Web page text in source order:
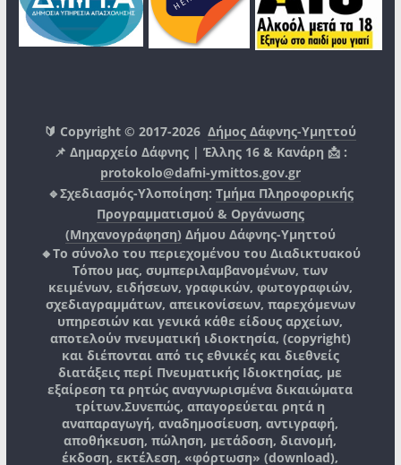
🔰 Copyright © 2017-2026Δήμος Δάφνης-Υμηττού
📌 Δημαρχείο Δάφνης | Έλλης 16 & Κανάρη 📩 :
protokolo@dafni-ymittos.gov.gr
🔹Σχεδιασμός-Υλοποίηση: Τμήμα Πληροφορικής
Προγραμματισμού & Οργάνωσης
(Μηχανογράφηση) Δήμου Δάφνης-Υμηττού
🔸Το σύνολο του περιεχομένου του Διαδικτυακού
Τόπου μας, συμπεριλαμβανομένων, των
κειμένων, ειδήσεων, γραφικών, φωτογραφιών,
σχεδιαγραμμάτων, απεικονίσεων, παρεχόμενων
υπηρεσιών και γενικά κάθε είδους αρχείων,
αποτελούν πνευματική ιδιοκτησία, (copyright)
και διέπονται από τις εθνικές και διεθνείς
διατάξεις περί Πνευματικής Ιδιοκτησίας, με
εξαίρεση τα ρητώς αναγνωρισμένα δικαιώματα
τρίτων.Συνεπώς, απαγορεύεται ρητά η
αναπαραγωγή, αναδημοσίευση, αντιγραφή,
αποθήκευση, πώληση, μετάδοση, διανομή,
έκδοση, εκτέλεση, «φόρτωση» (download),